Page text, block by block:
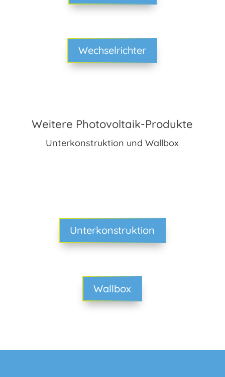
Wechselrichter
Weitere Photovoltaik-Produkte
Unterkonstruktion und Wallbox
Unterkonstruktion
Wallbox